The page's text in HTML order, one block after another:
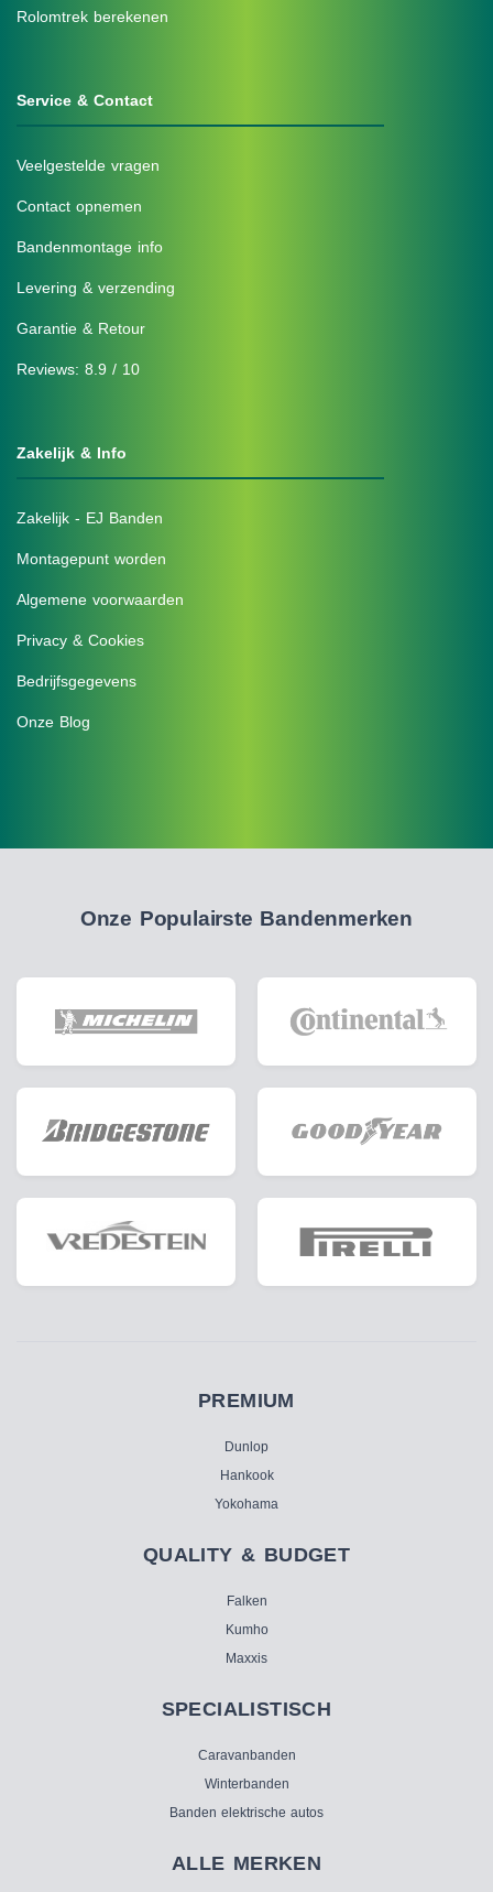
Rolomtrek berekenen
Service & Contact
Veelgestelde vragen
Contact opnemen
Bandenmontage info
Levering & verzending
Garantie & Retour
Reviews: 8.9 / 10
Zakelijk & Info
Zakelijk - EJ Banden
Montagepunt worden
Algemene voorwaarden
Privacy & Cookies
Bedrijfsgegevens
Onze Blog
Onze Populairste Bandenmerken
PREMIUM
Dunlop
Hankook
Yokohama
QUALITY & BUDGET
Falken
Kumho
Maxxis
SPECIALISTISCH
Caravanbanden
Winterbanden
Banden elektrische autos
ALLE MERKEN